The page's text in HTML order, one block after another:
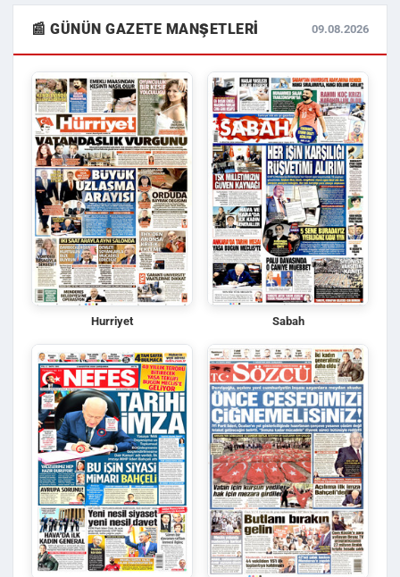
📰 GÜNÜN GAZETE MANŞETLERI 09.08.2026
Hurriyet Sabah